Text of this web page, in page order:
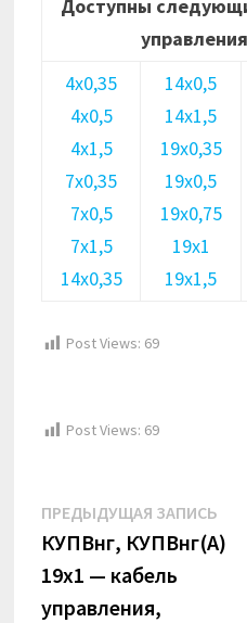
Доступны
4х0,35
4х0,5
4х1,5
7х0,35
7х0,5
7х1,5
14х0,35
14х0,5
14х1,5
19х0,35
19х0,5
19х0,75
19х1
19х1,5
Post Views: 69
Post Views: 69
Навигация
по
записям
ПРЕДЫДУЩАЯ ЗАПИСЬ
КУПВнг, КУПВнг(А)
19х1 — кабель
управления,